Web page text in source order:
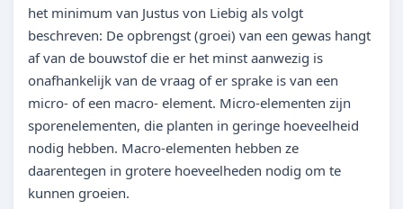
het minimum van Justus von Liebig als volgt
beschreven: De opbrengst (groei) van een gewas hangt
af van de bouwstof die er het minst aanwezig is
onafhankelijk van de vraag of er sprake is van een
micro- of een macro- element. Micro-elementen zijn
sporenelementen, die planten in geringe hoeveelheid
nodig hebben. Macro-elementen hebben ze
daarentegen in grotere hoeveelheden nodig om te
kunnen groeien.